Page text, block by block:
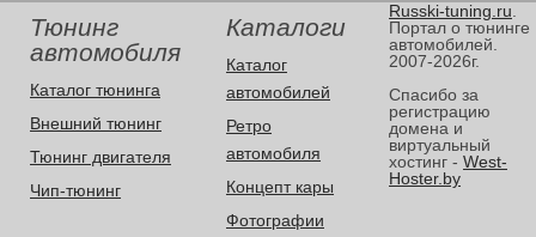
Тюнинг
автомобиля
Каталог тюнинга
Внешний тюнинг
Тюнинг двигателя
Чип-тюнинг
Каталоги
Каталог
автомобилей
Ретро
автомобиля
Концепт кары
Фотографии
Russki-tuning.ru
Портал о тюнинге
автомобилей.
2007-2026г.
Спасибо за
регистрацию
домена и
виртуальный
хостинг - West-
Hoster.by